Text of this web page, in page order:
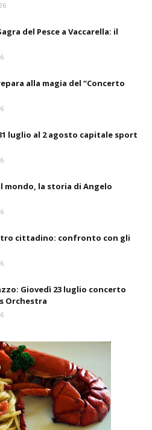
del Pesce a Vaccarella: il
alla magia del “Concerto
luglio al 2 agosto capitale sport
mondo, la storia di Angelo
cittadino: confronto con gli
Giovedì 23 luglio concerto
Orchestra